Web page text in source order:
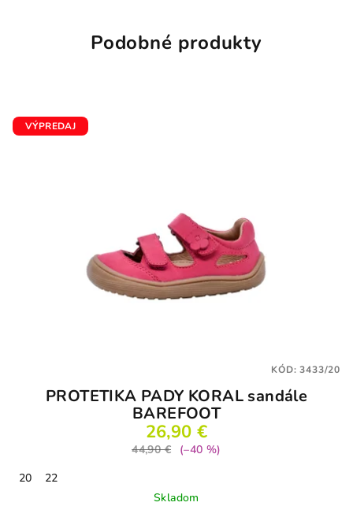
Podobné produkty
VÝPREDAJ
PROTETIKA PADY KORAL sandále
BAREFOOT
26,90 €
44,90 €
(–40 %)
20
22
Skladom
KÓD:3433/20